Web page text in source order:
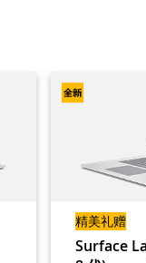
精美礼赠
Surface